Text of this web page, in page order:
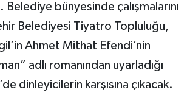
Belediye bünyesinde çalışmalarını
Belediyesi Tiyatro Topluluğu,
Ahmet Mithat Efendi’nin
adlı romanından uyarladığı
dinleyicilerin karşısına çıkacak.